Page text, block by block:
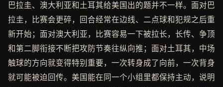
巴拉圭、澳大利亚和土耳其给美国出的题并不一样。面对巴
拉圭，比赛会更碎，回合经常在边线、二点球和犯规之后重
新开始；面对澳大利亚，比赛容易一下被拉长，长传、争顶
和第二脚衔接不断把攻防节奏往纵向推；面对土耳其，中场
触球的方向就变得特别重要，一次转身成了向前，一次背身
就可能被迫回传。美国能在同一个小组里都保持主动，说明